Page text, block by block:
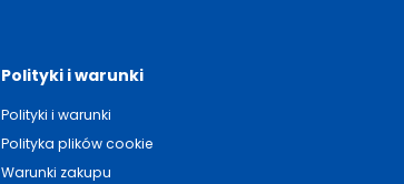
Polityki i warunki
Polityki i warunki
Polityka plików cookie
Warunki zakupu